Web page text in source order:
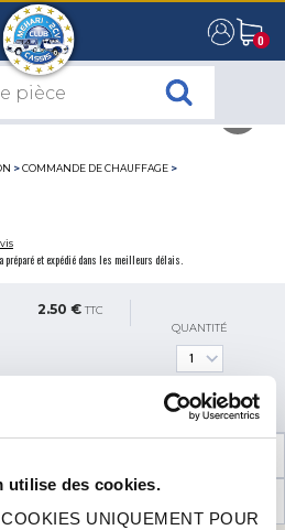
utilise des cookies.
UNIQUEMENT POUR
0
0
>COMMANDE DE CHAUFFAGE >
et expédié dans les meilleurs délais.
2.50 € TTC
QUANTITÉ